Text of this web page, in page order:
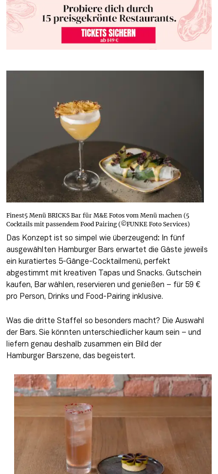
Finest5 Menü BRICKS Bar für M&E Fotos vom Menü machen (5
Cocktails mit passendem Food Pairing (©FUNKE Foto Services)
Das Konzept ist so simpel wie überzeugend: In fünf
ausgewählten Hamburger Bars erwartet die Gäste jeweils
ein kuratiertes 5-Gänge-Cocktailmenü, perfekt
abgestimmt mit kreativen Tapas und Snacks. Gutschein
kaufen, Bar wählen, reservieren und genießen – für 59 €
pro Person, Drinks und Food-Pairing inklusive.
Was die dritte Staffel so besonders macht? Die Auswahl
der Bars. Sie könnten unterschiedlicher kaum sein – und
liefern genau deshalb zusammen ein Bild der
Hamburger Barszene, das begeistert.